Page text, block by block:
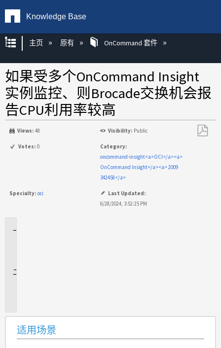
Knowledge Base
扩展/隐缩全局层次
主页 原有 OnCommand 套件
如果受多个OnCommand Insight
实例监控、则Brocade交换机会报
告CPU利用率较高
Views: 48 Visibility: Public
Votes: 0
Category:
oncommand-insight<a>OCI</a><a>
OnCommand Insight</a><a> 2009
342458</a>
Specialty: oci
Last Updated:
6/28/2024, 3:52:25 PM
适用场景